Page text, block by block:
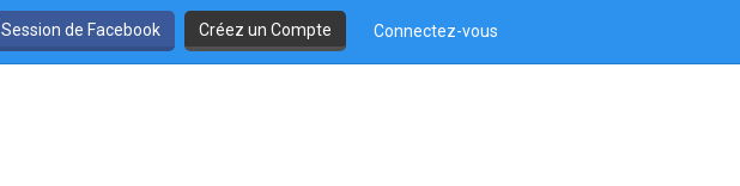
Session de Facebook Créez un Compte Connectez-vous